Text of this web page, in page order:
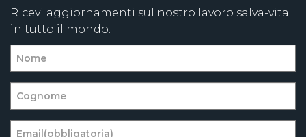
Ricevi aggiornamenti sul nostro lavoro salva-vita
in tutto il mondo.